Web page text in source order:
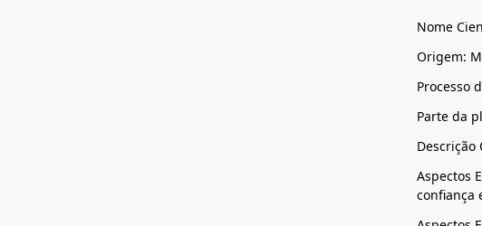
Nome
Origem:
Processo
Parte da
Descrição
Aspectos
confiança